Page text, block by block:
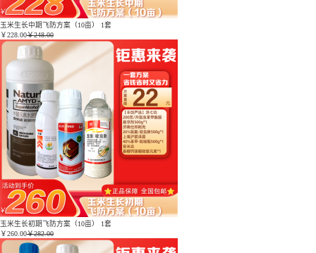
玉米生长中期飞防方案（10亩） 1套
￥228.00￥248.00
玉米生长初期飞防方案（10亩） 1套
￥260.00￥282.00